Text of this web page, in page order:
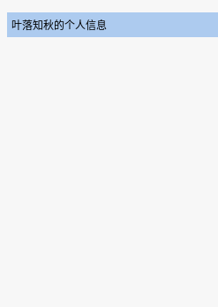
叶落知秋的个人信息